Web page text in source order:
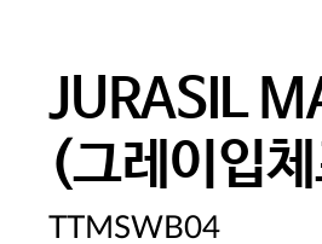
JURASIL
(그레이입
TTMSWB04